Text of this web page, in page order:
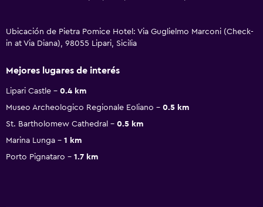
Ubicación de Pietra Pomice Hotel: Via Guglielmo Marconi (Check-
in at Via Diana), 98055 Lipari, Sicilia
Mejores lugares de interés
Lipari Castle
0.4 km
Museo Archeologico Regionale Eoliano
0.5 km
St. Bartholomew Cathedral
0.5 km
Marina Lunga
1 km
Porto Pignataro
1.7 km